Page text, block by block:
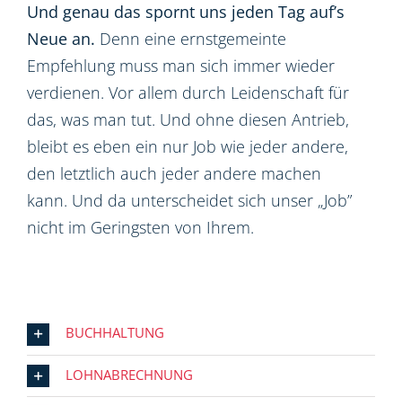
Und genau das spornt uns jeden Tag auf’s
Neue an. Denn eine ernstgemeinte
Empfehlung muss man sich immer wieder
verdienen. Vor allem durch Leidenschaft für
das, was man tut. Und ohne diesen Antrieb,
bleibt es eben ein nur Job wie jeder andere,
den letztlich auch jeder andere machen
kann. Und da unterscheidet sich unser „Job”
nicht im Geringsten von Ihrem.
BUCHHALTUNG
LOHNABRECHNUNG